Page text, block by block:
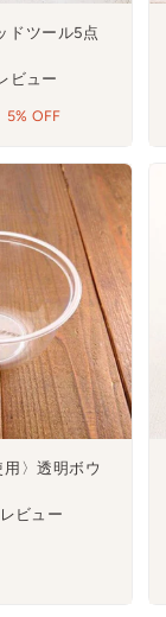
ドツール5点
ビュー
5% OFF
用〉透明ボウ
レビュー